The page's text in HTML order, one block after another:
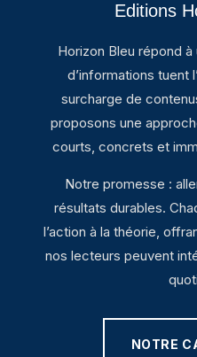
Editions
Horizon Bleu répond
d’informations tuent
surcharge de
proposons une
courts, concrets et
Notre promesse :
résultats durables.
l’action à la théorie,
nos lecteurs peuvent
NOTRE